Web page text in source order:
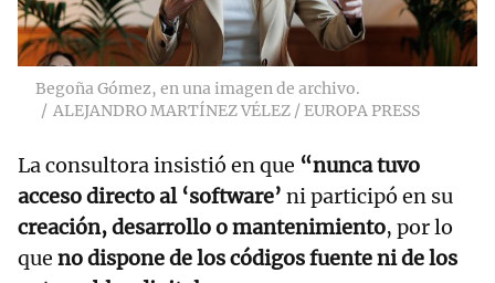
Begoña Gómez, en una imagen de archivo.
ALEJANDRO MARTÍNEZ VÉLEZ / EUROPA PRESS
La consultora insistió en que “nunca tuvo
acceso directo al ‘software’ ni participó en su
creación, desarrollo o mantenimiento, por lo
que no dispone de los códigos fuente ni de los